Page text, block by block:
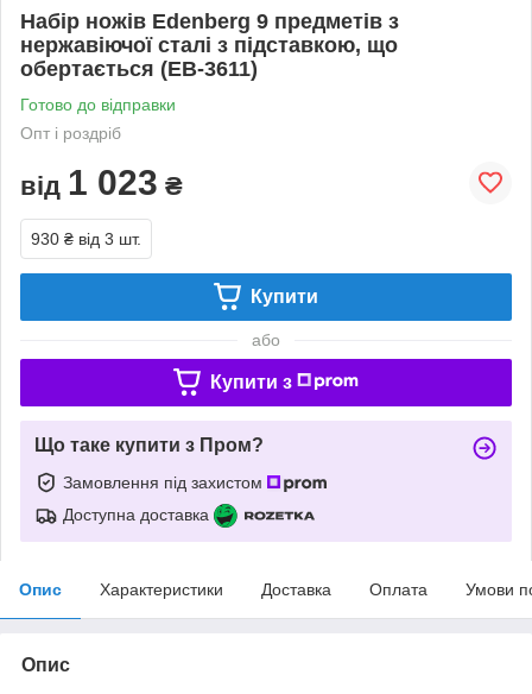
Набір ножів Edenberg 9 предметів з
нержавіючої сталі з підставкою, що
обертається (EB-3611)
Готово до відправки
Опт і роздріб
від 1 023 ₴
930 ₴ від 3 шт.
Купити
або
Купити з
Що таке купити з Пром?
Замовлення під захистом
Доступна доставка
Опис Характеристики Доставка Оплата Умови
Опис